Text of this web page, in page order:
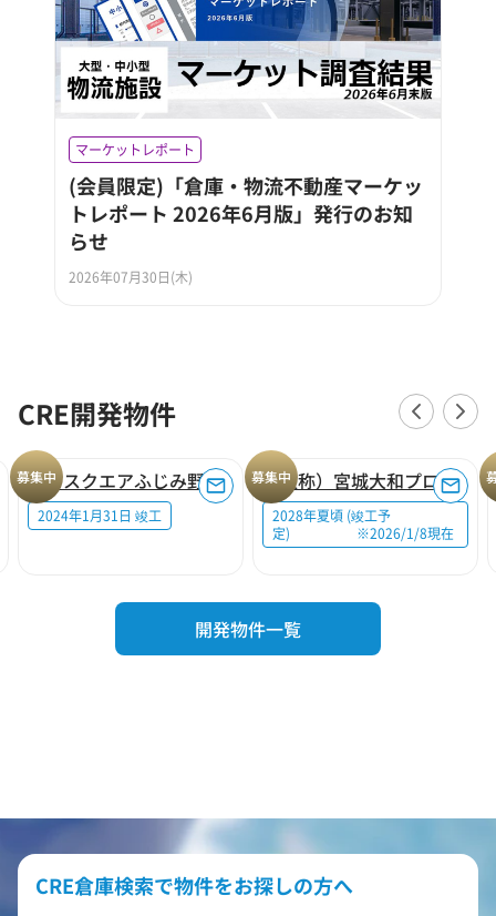
マーケットレポート
(会員限定)「倉庫・物流不動産マーケッ
トレポート 2026年6月版」発行のお知
らせ
2026年07月30日(木)
CRE開発物件
募集中
ロジスクエアふじみ野A
2024年1月31日 竣工
募集中 （仮称）宮城大和プロジェクト
2028年夏頃 (竣工予
定) ※2026/1/8現在
開発物件一覧
CRE倉庫検索で物件をお探しの方へ